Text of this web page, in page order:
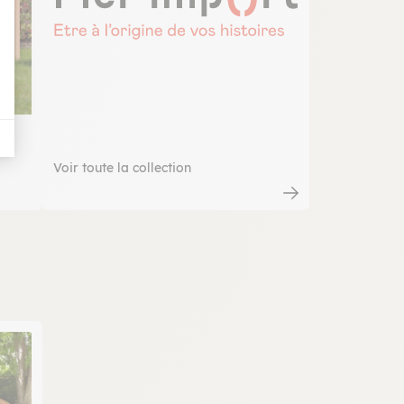
Voir toute la collection